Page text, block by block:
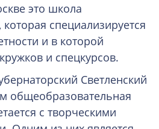
это школа
которая специализируется
и в которой
и спецкурсов.
Светленский
общеобразовательная
с творческими